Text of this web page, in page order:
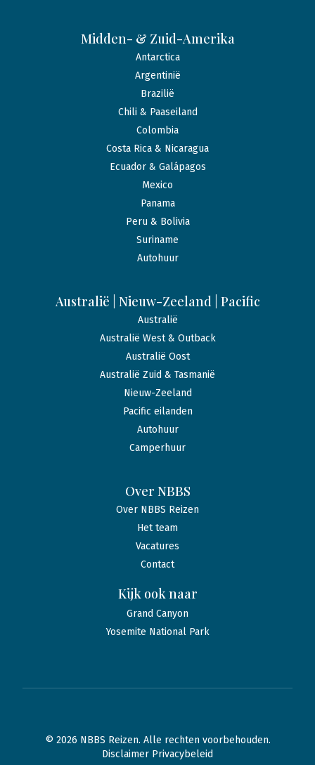
Midden- & Zuid-Amerika
Antarctica
Argentinië
Brazilië
Chili & Paaseiland
Colombia
Costa Rica & Nicaragua
Ecuador & Galápagos
Mexico
Panama
Peru & Bolivia
Suriname
Autohuur
Australië | Nieuw-Zeeland | Pacific
Australië
Australië West & Outback
Australië Oost
Australië Zuid & Tasmanië
Nieuw-Zeeland
Pacific eilanden
Autohuur
Camperhuur
Over NBBS
Over NBBS Reizen
Het team
Vacatures
Contact
Kijk ook naar
Grand Canyon
Yosemite National Park
© 2026 NBBS Reizen. Alle rechten voorbehouden.
Disclaimer Privacybeleid